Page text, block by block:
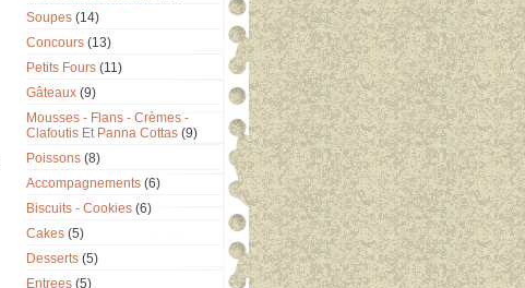
Soupes (14)
Concours (13)
Petits Fours (11)
Gâteaux (9)
Mousses - Flans - Crèmes -
Clafoutis Et Panna Cottas (9)
Poissons (8)
Accompagnements (6)
Biscuits - Cookies (6)
Cakes (5)
Desserts (5)
Entrees (5)